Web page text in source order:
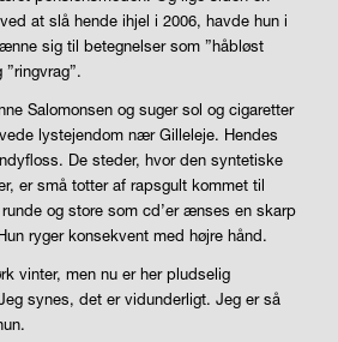
at slå hende ihjel i 2006, havde hun i
sig til betegnelser som ”håbløst
Salomonsen og suger sol og cigaretter
lystejendom nær Gilleleje. Hendes
De steder, hvor den syntetiske
er små totter af rapsgult kommet til
og store som cd’er ænses en skarp
ryger konsekvent med højre hånd.
vinter, men nu er her pludselig
synes, det er vidunderligt. Jeg er så